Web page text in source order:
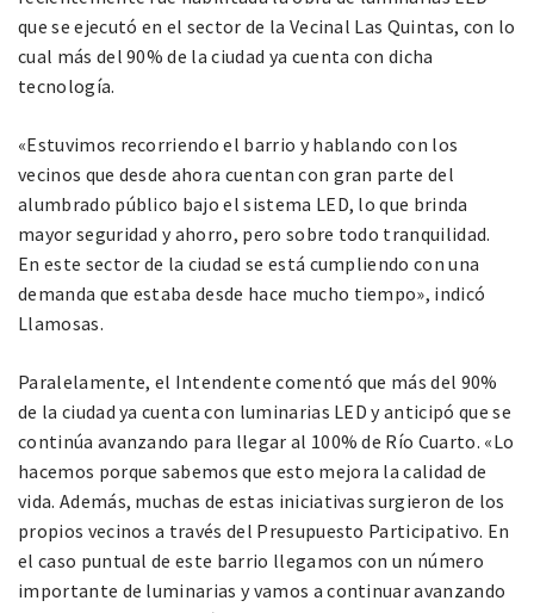
que se ejecutó en el sector de la Vecinal Las Quintas, con lo
cual más del 90% de la ciudad ya cuenta con dicha
tecnología.
«Estuvimos recorriendo el barrio y hablando con los
vecinos que desde ahora cuentan con gran parte del
alumbrado público bajo el sistema LED, lo que brinda
mayor seguridad y ahorro, pero sobre todo tranquilidad.
En este sector de la ciudad se está cumpliendo con una
demanda que estaba desde hace mucho tiempo», indicó
Llamosas.
Paralelamente, el Intendente comentó que más del 90%
de la ciudad ya cuenta con luminarias LED y anticipó que se
continúa avanzando para llegar al 100% de Río Cuarto. «Lo
hacemos porque sabemos que esto mejora la calidad de
vida. Además, muchas de estas iniciativas surgieron de los
propios vecinos a través del Presupuesto Participativo. En
el caso puntual de este barrio llegamos con un número
importante de luminarias y vamos a continuar avanzando